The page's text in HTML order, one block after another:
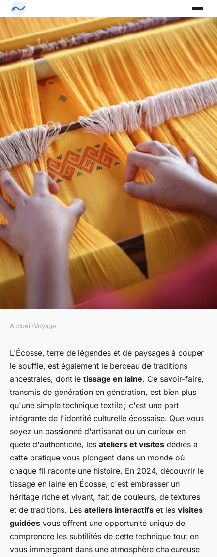
VOYAGE
Comment découvrir les
traditions artisanales du
tissage en laine en Écosse :
ateliers et visites ?
7 min de lecture
Accueil›Voyage
L'Écosse, terre de légendes et de paysages à couper
le souffle, est également le berceau de traditions
ancestrales, dont le tissage en laine. Ce savoir-faire,
transmis de génération en génération, est bien plus
qu'une simple technique textile ; c'est une part
intégrante de l'identité culturelle écossaise. Que vous
soyez un passionné d'artisanat ou un curieux en
quête d'authenticité, les ateliers et visites dédiés à
cette pratique vous plongent dans un monde où
chaque fil raconte une histoire. En 2024, découvrir le
tissage en laine en Écosse, c'est embrasser un
héritage riche et vivant, fait de couleurs, de textures
et de traditions. Les ateliers interactifs et les visites
guidées vous offrent une opportunité unique de
comprendre les subtilités de cette technique tout en
vous immergeant dans une atmosphère chaleureuse